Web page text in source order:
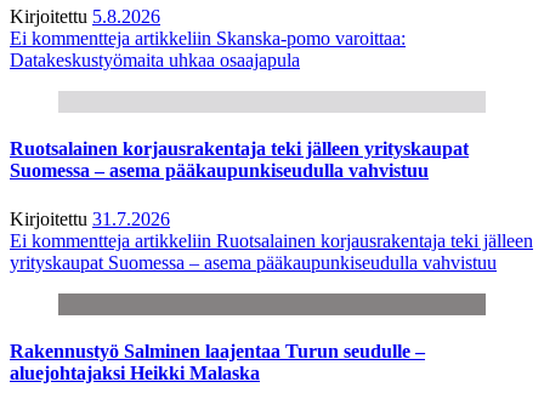
Kirjoitettu 5.8.2026
Ei kommentteja artikkeliin Skanska-pomo varoittaa:
Datakeskustyömaita uhkaa osaajapula
Ruotsalainen korjausrakentaja teki jälleen yrityskaupat
Suomessa – asema pääkaupunkiseudulla vahvistuu
Kirjoitettu 31.7.2026
Ei kommentteja artikkeliin Ruotsalainen korjausrakentaja teki jälleen
yrityskaupat Suomessa – asema pääkaupunkiseudulla vahvistuu
Rakennustyö Salminen laajentaa Turun seudulle –
aluejohtajaksi Heikki Malaska